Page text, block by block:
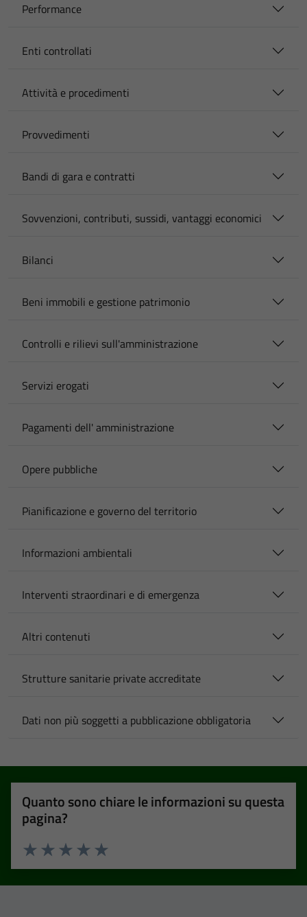
Performance
Enti controllati
Attività e procedimenti
Provvedimenti
Bandi di gara e contratti
Sovvenzioni, contributi, sussidi, vantaggi economici
Bilanci
Beni immobili e gestione patrimonio
Controlli e rilievi sull'amministrazione
Servizi erogati
Pagamenti dell' amministrazione
Opere pubbliche
Pianificazione e governo del territorio
Informazioni ambientali
Interventi straordinari e di emergenza
Altri contenuti
Strutture sanitarie private accreditate
Dati non più soggetti a pubblicazione obbligatoria
Quanto sono chiare le informazioni su questa
pagina?
Valuta 5 stelle su 5
Valuta 4 stelle su 5
Valuta 3 stelle su 5
Valuta 2 stelle su 5
Valuta 1 stelle su 5